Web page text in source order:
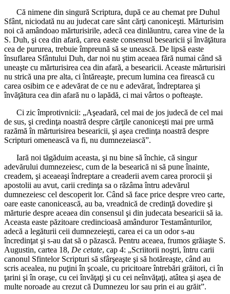
Că nimene din singură Scriptura, după ce au chemat pre Duhul
Sfânt, niciodată nu au judecat care sânt cărţi canoniceşti. Mărturisim
noi că amândoao mărturisirile, adecă cea dinlăuntru, carea vine de la
S. Duh, şi cea din afară, carea easte consensul besearicii şi învăţătura
cea de pururea, trebuie împreună să se unească. De lipsă easte
însuflarea Sfântului Duh, dar noi nu ştim aceaea fără numai când să
uneaşte cu mărturisirea cea din afară, a besearicii. Aceaste mărturisiri
nu strică una pre alta, ci întăreaşte, precum lumina cea firească cu
carea osibim ce e adevărat de ce nu e adevărat, îndreptarea şi
învăţătura cea din afară nu o lapădă, ci mai vârtos o pofteaşte.
Ci zic împrotivnicii: „Aşeadară, cel mai de jos judecă de cel mai
de sus, şi credinţa noastră despre cărţile canoniceşti mai pre urmă
razămă în mărturisirea besearicii, şi aşea credinţa noastră despre
Scripturi omenească va fi, nu dumnezeiască”.
Iară noi tăgăduim aceasta, şi nu bine să închie, că singur
adevărului dumnezeiesc, cum de la besearică ni să pune înainte,
creadem, şi aceaeaşi îndreptare a creaderii avem carea prorocii şi
apostolii au avut, carii credinţa sa o răzâma întru adevărul
dumnezeiesc cel descoperit lor. Când să face price despre vreo carte,
oare easte canonicească, au ba, vreadnică de credinţă dovedire şi
mărturie despre aceaea din consensul şi din judecata besearicii să ia.
Aceasta easte păzitoare credincioasă amânduror Testamânturilor,
adecă a legăturii ceii dumnezeieşti, carea ei ca un odor s-au
încredinţat şi s-au dat să o păzască. Pentru aceaea, frumos grăiaşte S.
Augustin, cartea 18, De cetate, cap 4: „Scriitorii noştri, întru carii
canonul Sfintelor Scripturi să sfârşeaşte şi să hotăreaşte, când au
scris acealea, nu puţini în şcoale, cu pricitoare întrebări grăitori, ci în
ţarini şi în oraşe, cu cei învăţaţi şi cu cei neînvăţaţi, atâtea şi aşea de
multe noroade au crezut că Dumnezeu lor sau prin ei au grăit”.